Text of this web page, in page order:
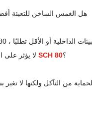
2. هل الغمس الساخن للتعبئة
3. لا يؤثر على تصنيف ضغط لأنبوب SCH 80؟